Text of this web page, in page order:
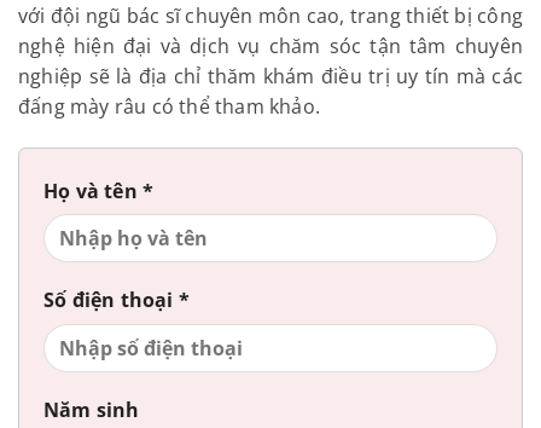
với đội ngũ bác sĩ chuyên môn cao, trang thiết bị công
nghệ hiện đại và dịch vụ chăm sóc tận tâm chuyên
nghiệp sẽ là địa chỉ thăm khám điều trị uy tín mà các
đấng mày râu có thể tham khảo.
Họ và tên *
Số điện thoại *
Năm sinh